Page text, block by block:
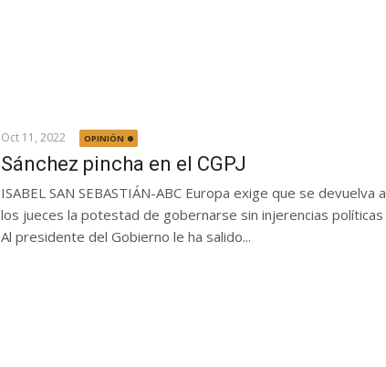
Oct 11, 2022 OPINIÓN
Sánchez pincha en el CGPJ
ISABEL SAN SEBASTIÁN-ABC Europa exige que se devuelva a
los jueces la potestad de gobernarse sin injerencias políticas
Al presidente del Gobierno le ha salido...